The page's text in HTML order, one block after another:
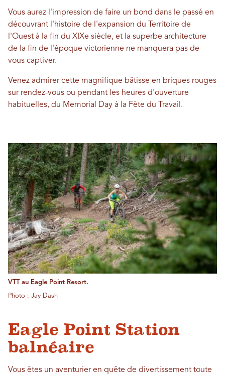
Vous aurez l'impression de faire un bond dans le passé en
découvrant l'histoire de l'expansion du Territoire de
l'Ouest à la fin du XIXe siècle, et la superbe architecture
de la fin de l'époque victorienne ne manquera pas de
vous captiver.
Venez admirer cette magnifique bâtisse en briques rouges
sur rendez-vous ou pendant les heures d'ouverture
habituelles, du Memorial Day à la Fête du Travail.
VTT au Eagle Point Resort.
Photo : Jay Dash
Eagle Point Station
balnéaire
Vous êtes un aventurier en quête de divertissement toute